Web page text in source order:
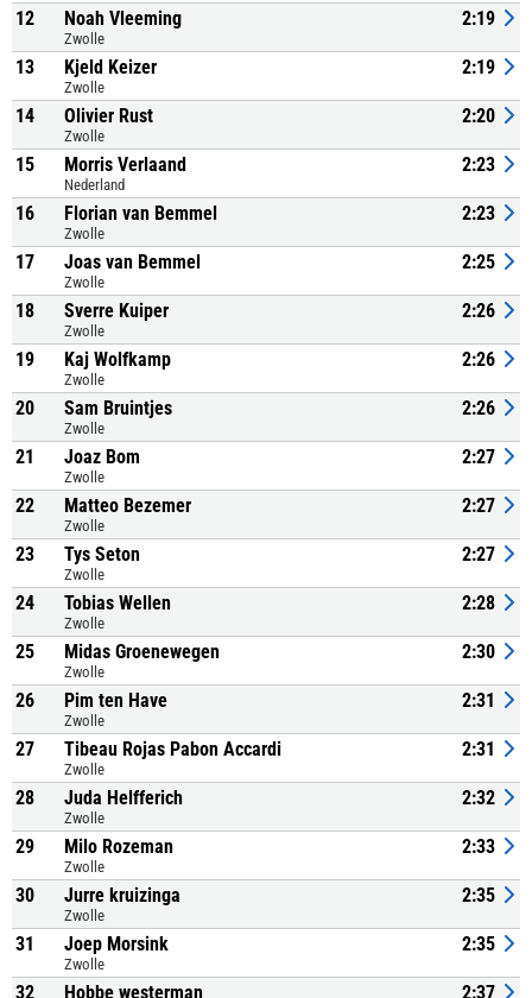
12 Noah Vleeming
Zwolle
2:19
13 Kjeld Keizer
Zwolle
2:19
14 Olivier Rust
Zwolle
2:20
15 Morris Verlaand
Nederland
2:23
16 Florian van Bemmel
Zwolle
2:23
17 Joas van Bemmel
Zwolle
2:25
18 Sverre Kuiper
Zwolle
2:26
19 Kaj Wolfkamp
Zwolle
2:26
20 Sam Bruintjes
Zwolle
2:26
21 Joaz Bom
Zwolle
2:27
22 Matteo Bezemer
Zwolle
2:27
23 Tys Seton
Zwolle
2:27
24 Tobias Wellen
Zwolle
2:28
25 Midas Groenewegen
Zwolle
2:30
26 Pim ten Have
Zwolle
2:31
27 Tibeau Rojas Pabon Accardi
Zwolle
2:31
28 Juda Helfferich
Zwolle
2:32
29 Milo Rozeman
Zwolle
2:33
30 Jurre kruizinga
Zwolle
2:35
31 Joep Morsink
Zwolle
2:35
32 Hobbe westerman 2:37